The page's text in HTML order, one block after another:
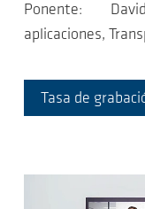
Ponente: David
aplicaciones,
Tasa de